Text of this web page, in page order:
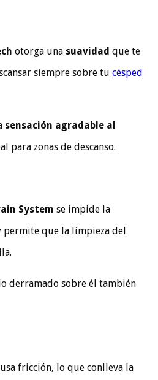
otorga una suavidad que te
siempre sobre tu césped
sensación agradable al
para zonas de descanso.
System se impide la
permite que la limpieza del
derramado sobre él también
fricción, lo que conlleva la